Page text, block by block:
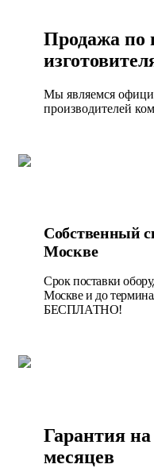
Продажа по
Мы являемся
производителей
Собственный
Москве
Срок поставки
Москве и до
БЕСПЛАТНО!
Гарантия
месяцев